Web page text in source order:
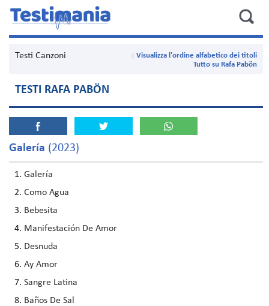
Testi Canzoni
Visualizza l'ordine alfabetico dei titoli
Tutto su Rafa Pabön
TESTI RAFA PABÖN
Galería (2023)
Galería
Como Agua
Bebesita
Manifestación De Amor
Desnuda
Ay Amor
Sangre Latina
Baños De Sal